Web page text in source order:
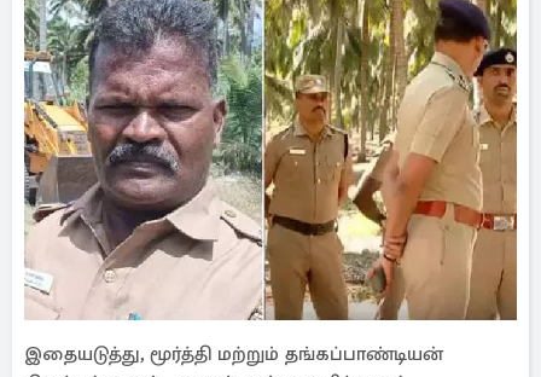
இதையடுத்து, மூர்த்தி மற்றும் தங்கப்பாண்டியன்